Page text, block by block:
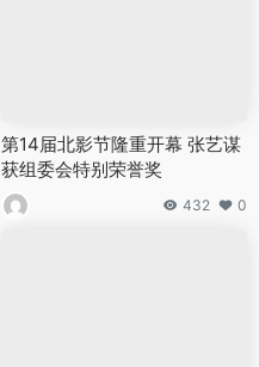
第14届北影节隆重开幕 张艺谋
获组委会特别荣誉奖
432 0